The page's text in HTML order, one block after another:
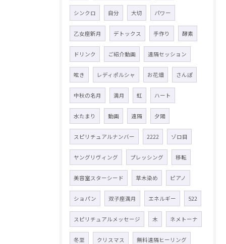
シンクロ 自分 大切 パワー
乙女座新月 デトックス 手作り 酵素
ドリンク ご紹介動画 遠隔セッション
呟き レディポルシャ お花畑 さんぽ
中秋の名月 満月 虹 ハート
水たまり 動画 遠隔 夕陽
スピリチュアルナンバー 2222 ゾロ目
ヤングリヴィング プレッシング 移転
美容室スターシード 草木染め ピアノ
ショパン 双子座満月 エネルギー 522
スピリチュアルメッセージ 木 ネメトーナ
冬至 クリスマス 無料遠隔ヒーリング